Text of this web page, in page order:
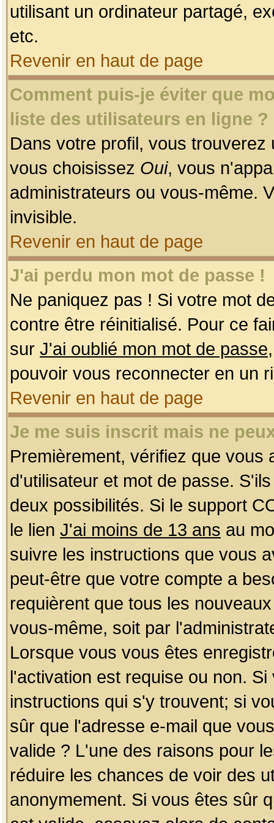
utilisant un ordinateur partagé,
etc.
Revenir en haut de page
Comment puis-je éviter que
liste des utilisateurs en ligne ?
Dans votre profil, vous
vous choisissez Oui, vous
administrateurs ou vous-même.
invisible.
Revenir en haut de page
J'ai perdu mon mot de passe !
Ne paniquez pas ! Si votre mot
contre être réinitialisé. Pour ce
sur J'ai oublié mon mot de passe
pouvoir vous reconnecter en un
Revenir en haut de page
Je me suis inscrit mais ne
Premièrement, vérifiez que
d'utilisateur et mot de passe.
deux possibilités. Si le support
le lien J'ai moins de 13 ans au
suivre les instructions que vous
peut-être que votre compte a
requièrent que tous les
vous-même, soit par
Lorsque vous vous êtes
l'activation est requise ou non.
instructions qui s'y trouvent; si
sûr que l'adresse e-mail que
valide ? L'une des raisons pour
réduire les chances de voir des
anonymement. Si vous êtes sûr